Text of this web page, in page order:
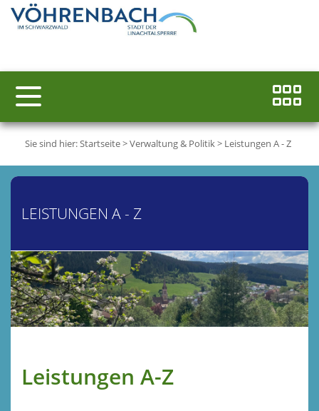
Sie sind hier:Startseite>Verwaltung & Politik> Leistungen A - Z
LEISTUNGEN A - Z
Leistungen A-Z